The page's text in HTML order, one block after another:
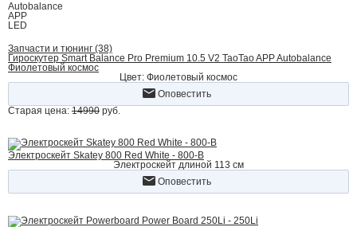
Autobalance
APP
LED
Запчасти и тюнинг (38)
Гироскутер Smart Balance Pro Premium 10.5 V2 TaoTao APP Autobalance
Фиолетовый космос
Цвет: Фиолетовый космос
Оповестить
Старая цена: 14990 руб.
Электроскейт Skatey 800 Red White - 800-В
Электроскейт длиной 113 см
Оповестить